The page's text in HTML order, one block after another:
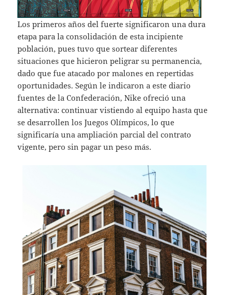
Los primeros años del fuerte significaron una dura
etapa para la consolidación de esta incipiente
población, pues tuvo que sortear diferentes
situaciones que hicieron peligrar su permanencia,
dado que fue atacado por malones en repertidas
oportunidades. Según le indicaron a este diario
fuentes de la Confederación, Nike ofreció una
alternativa: continuar vistiendo al equipo hasta que
se desarrollen los Juegos Olímpicos, lo que
significaría una ampliación parcial del contrato
vigente, pero sin pagar un peso más.